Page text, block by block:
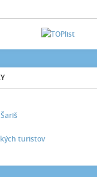
turistov